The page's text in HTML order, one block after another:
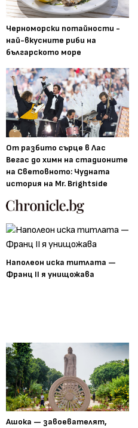
Черноморски потайности -
най-вкусните риби на
българското море
От разбито сърце в Лас
Вегас до химн на стадионите
на Световното: Чудната
история на Mr. Brightside
Наполеон иска титлата —
Франц II я унищожава
Ашока — завоевателят,